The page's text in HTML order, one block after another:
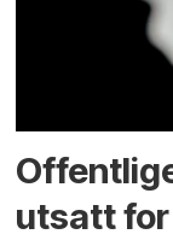
utsatt